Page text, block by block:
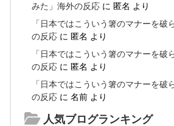
みた」海外の反応 に匿名 より
「日本ではこういう箸のマナーを破
の反応 に匿名 より
「日本ではこういう箸のマナーを破
の反応 に匿名 より
「日本ではこういう箸のマナーを破
の反応 に名前 より
人気ブログランキング